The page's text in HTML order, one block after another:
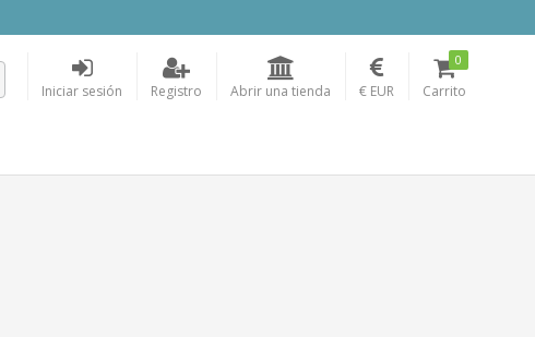
Iniciar sesión Registro Abrir una tienda € EUR Carrito
0